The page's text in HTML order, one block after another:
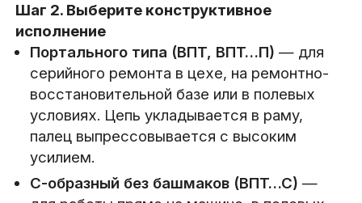
Шаг 2. Выберите конструктивное
исполнение
Портального типа (ВПТ, ВПТ…П) — для
серийного ремонта в цехе, на ремонтно-
восстановительной базе или в полевых
условиях. Цепь укладывается в раму,
палец выпрессовывается с высоким
усилием.
С-образный без башмаков (ВПТ…С) —